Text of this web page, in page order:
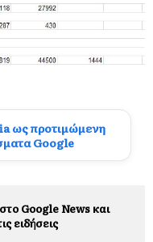
ως προτιμώμενη
Google
Google News και
ειδήσεις